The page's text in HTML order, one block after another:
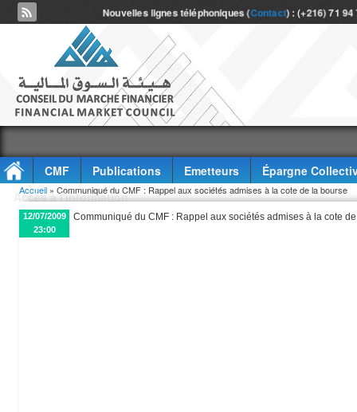
Nouvelles lignes téléphoniques (Contact) : (+216) 71
CMF Publications Emetteurs
Épargne
Accès à l'information
Vous êtes ici
Accueil » Communiqué du CMF : Rappel aux sociétés admises à la cote de la bourse
12/07/2009
23:00
Communiqué du CMF : Rappel aux sociétés admises à la cote